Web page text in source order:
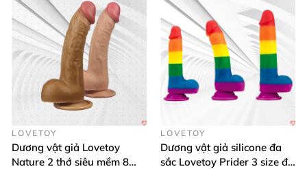
LOVETOY
Dương vật giả Lovetoy
Nature 2 thớ siêu mềm 8
LOVETOY
Dương vật giả silicone đa
sắc Lovetoy Prider 3 size đa